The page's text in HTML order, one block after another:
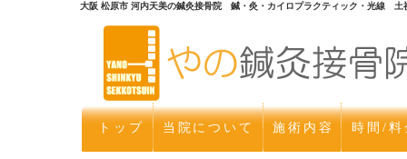
大阪 松原市 河内天美の鍼灸接骨院 鍼・灸・カイロプラクティック・光線 土
トップ 当院について 施術内容 時間/料